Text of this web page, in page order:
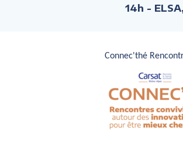
14h -
Connec'thé